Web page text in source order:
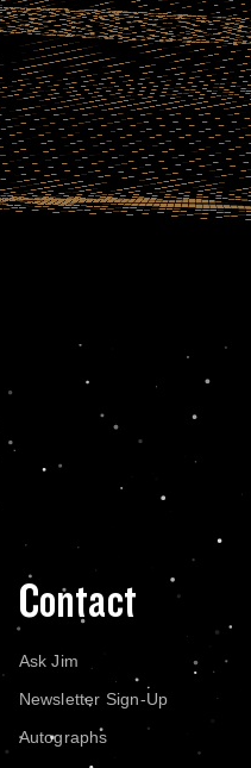
Contact
Ask Jim
Newsletter Sign-Up
Autographs